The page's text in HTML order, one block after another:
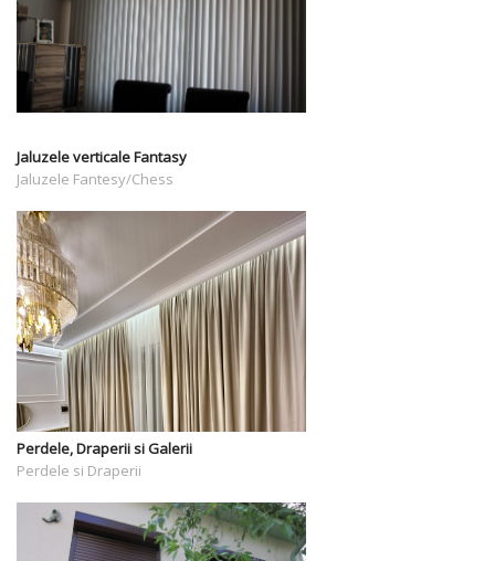
Jaluzele verticale Fantasy
Jaluzele Fantesy/Chess
Perdele, Draperii si Galerii
Perdele si Draperii